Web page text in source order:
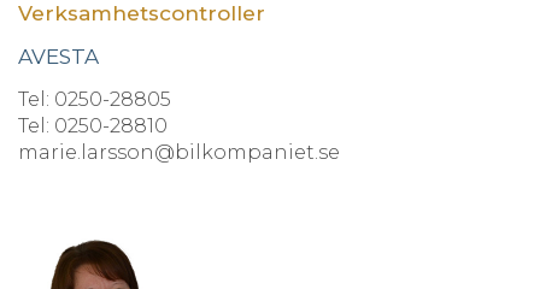
Verksamhetscontroller
AVESTA
Tel: 0250-28805
Tel: 0250-28810
marie.larsson@bilkompaniet.se